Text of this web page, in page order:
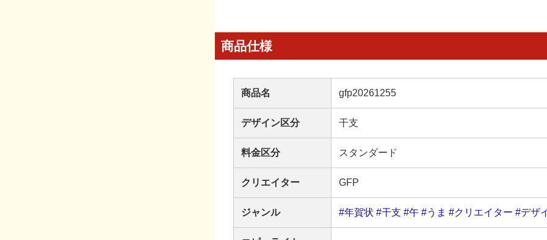
商品仕様
商品名 gfp20261255
デザイン区分 干支
料金区分 スタンダード
クリエイター GFP
ジャンル #年賀状 #干支 #午 #うま #クリエイター #デザ